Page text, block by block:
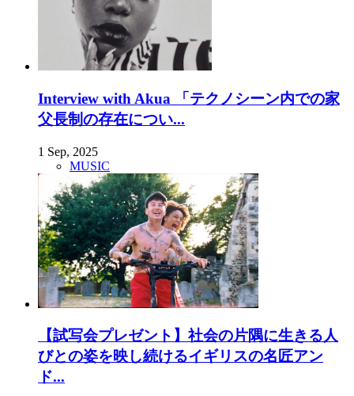
Interview with Akua 「テクノシーン内での家
父長制の存在につい...
1 Sep, 2025
MUSIC
【試写会プレゼント】社会の片隅に生きる人
びとの姿を映し続けるイギリスの名匠アン
ド...